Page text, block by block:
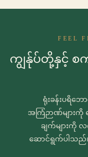
FEEL
ကျွန်ုပ်တို့နှင့် စက
ရုံးခန်းပရိဘေ
အကြံဉာဏ်များကို
ချက်များကို
ဆောင်ရွက်ပါသည်